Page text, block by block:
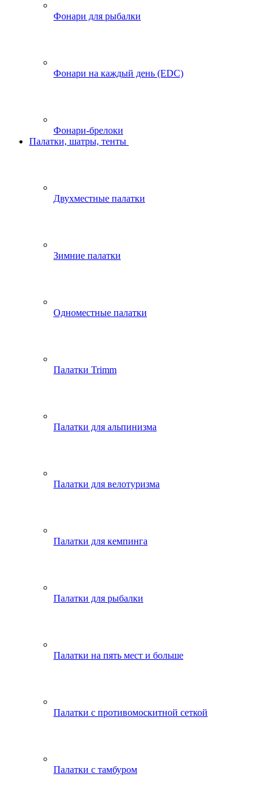
Фонари для рыбалки
Фонари на каждый день (EDC)
Фонари-брелоки
Палатки, шатры, тенты
Двухместные палатки
Зимние палатки
Одноместные палатки
Палатки Trimm
Палатки для альпинизма
Палатки для велотуризма
Палатки для кемпинга
Палатки для рыбалки
Палатки на пять мест и больше
Палатки с противомоскитной сеткой
Палатки с тамбуром